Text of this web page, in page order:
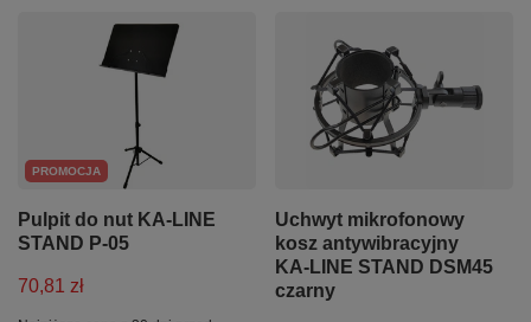
PROMOCJA
Pulpit do nut KA-LINE
STAND P-05
70,81 zł
Uchwyt mikrofonowy
kosz antywibracyjny
KA-LINE STAND DSM45
czarny